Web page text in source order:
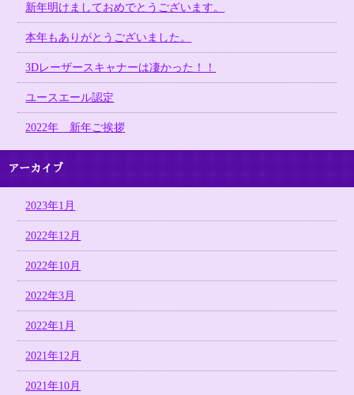
新年明けましておめでとうございます。
本年もありがとうございました。
3Dレーザースキャナーは凄かった！！
ユースエール認定
2022年 新年ご挨拶
アーカイブ
2023年1月
2022年12月
2022年10月
2022年3月
2022年1月
2021年12月
2021年10月